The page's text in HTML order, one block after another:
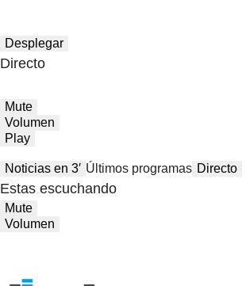
Desplegar
Directo
Mute
Volumen
Play
Noticias en 3′ Últimos programas Directo
Estas escuchando
Mute
Volumen